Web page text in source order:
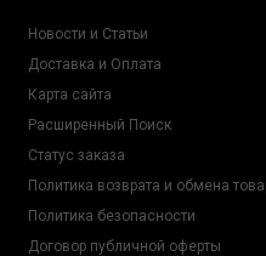
Новости и Статьи
Доставка и Оплата
Карта сайта
Расширенный Поиск
Статус заказа
Политика возврата и обмена
Политика безопасности
Договор публичной оферты